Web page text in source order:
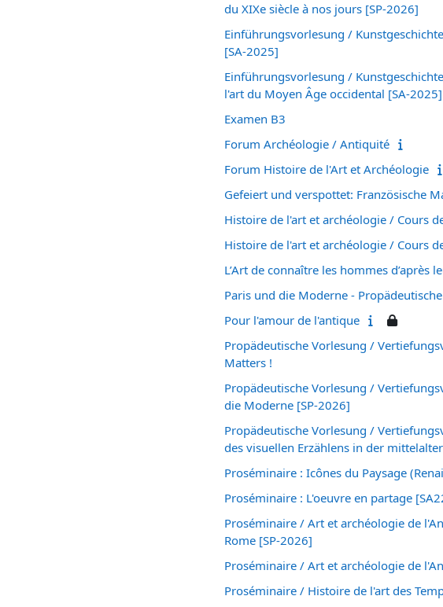
du XIXe siècle à nos jours [SP-2026]
Einführungsvorlesung /
[SA-2025]
Einführungsvorlesung /
l'art du Moyen Âge occidental [SA-2025]
Examen B3
Forum Archéologie / Antiquité
Forum Histoire de l'Art et Archéologie
Gefeiert und verspottet: Französische
Histoire de l'art et archéologie / Cours
Histoire de l'art et archéologie / Cours
L’Art de connaître les hommes d’après
Paris und die Moderne -
Pour l'amour de l'antique
Propädeutische Vorlesung /
Matters !
Propädeutische Vorlesung /
die Moderne [SP-2026]
Propädeutische Vorlesung /
des visuellen Erzählens in der
Proséminaire : Icônes du Paysage
Proséminaire : L'oeuvre en partage
Proséminaire / Art et archéologie de
Rome [SP-2026]
Proséminaire / Art et archéologie de
Proséminaire / Histoire de l'art des